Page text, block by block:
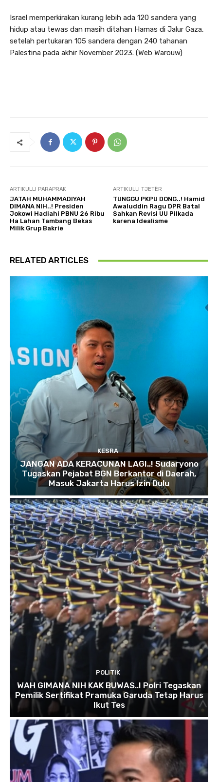
Israel memperkirakan kurang lebih ada 120 sandera yang
hidup atau tewas dan masih ditahan Hamas di Jalur Gaza,
setelah pertukaran 105 sandera dengan 240 tahanan
Palestina pada akhir November 2023. (Web Warouw)
ARTIKULLI PARAPRAK
JATAH MUHAMMADIYAH
DIMANA NIH..! Presiden
Jokowi Hadiahi PBNU 26 Ribu
Ha Lahan Tambang Bekas
Milik Grup Bakrie
ARTIKULLI TJETËR
TUNGGU PKPU DONG..! Hamid
Awaluddin Ragu DPR Batal
Sahkan Revisi UU Pilkada
karena Idealisme
RELATED ARTICLES
KESRA
JANGAN ADA KERACUNAN LAGI..! Sudaryono
Tugaskan Pejabat BGN Berkantor di Daerah,
Masuk Jakarta Harus Izin Dulu
POLITIK
WAH GIMANA NIH KAK BUWAS..! Polri Tegaskan
Pemilik Sertifikat Pramuka Garuda Tetap Harus
Ikut Tes